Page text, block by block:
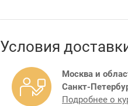
Условия
Москва и
Санкт-
Подробнее о